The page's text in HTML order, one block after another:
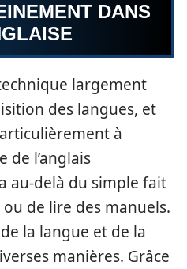
DANS
largement
des langues, et
à
de l’anglais
au-delà du simple fait
ou de lire des manuels.
la langue et de la
manières. Grâce